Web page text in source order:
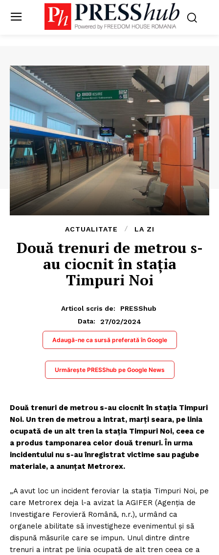
ACTUALITATE LA ZI
Două trenuri de metrou s-
au ciocnit în staţia
Timpuri Noi
Articol scris de:
PRESShub
Data:
27/02/2024
Adaugă-ne ca sursă preferată în Google
Urmărește PRESShub pe Google News
Două trenuri de metrou s-au ciocnit în staţia Timpuri
Noi. Un tren de metrou a intrat, marţi seara, pe linia
ocupată de un alt tren la staţia Timpuri Noi, ceea ce
a produs tamponarea celor două trenuri. În urma
incidentului nu s-au înregistrat victime sau pagube
materiale, a anunțat Metrorex.
„A avut loc un incident feroviar la staţia Timpuri Noi, pe
care Metrorex deja l-a avizat la AGIFER (Agenţia de
Investigare Ferovieră Română, n.r.), urmând ca
organele abilitate să investigheze evenimentul şi să
dispună măsurile care se impun. Unul dintre dintre
trenuri a intrat pe linia ocupată de alt tren ceea ce a